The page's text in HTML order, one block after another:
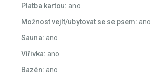
Platba kartou: ano
Možnost vejít/ubytovat se se psem: ano
Sauna: ano
Vířivka: ano
Bazén: ano